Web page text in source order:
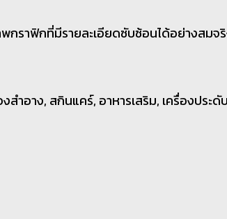
ราฟิกที่มีรายละเอียดซับซ้อนได้อย่างสม
สำอาง, สกินแคร์, อาหารเสริม, เครื่องปร